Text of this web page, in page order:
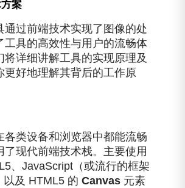
案
通过前端技术实现了图像的处
工具的高效性与用户的流畅体
将详细讲解工具的实现原理及
更好地理解其背后的工作原
各类设备和浏览器中都能流畅
了现代前端技术栈。主要使用
、JavaScript（或流行的框架
及 HTML5 的 Canvas 元素